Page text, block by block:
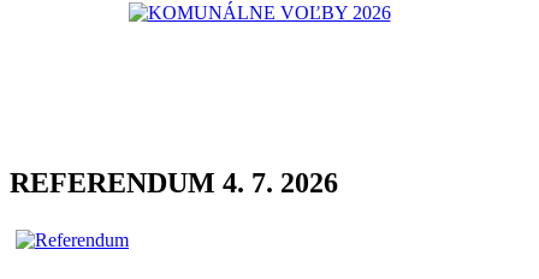
REFERENDUM 4. 7. 2026